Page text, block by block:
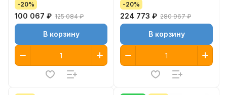
-20%
100 067 ₽ 125 084 ₽
В корзину
-20%
224 773 ₽ 280 967 ₽
В корзину